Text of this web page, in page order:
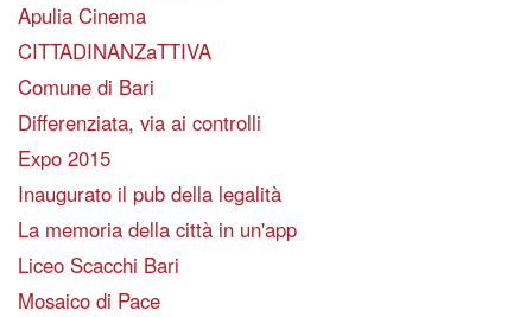
Apulia Cinema
CITTADINANZaTTIVA
Comune di Bari
Differenziata, via ai controlli
Expo 2015
Inaugurato il pub della legalità
La memoria della città in un'app
Liceo Scacchi Bari
Mosaico di Pace